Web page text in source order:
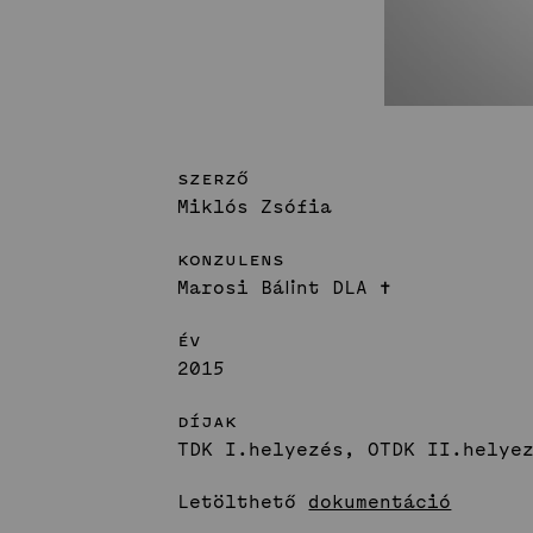
Szerző
Miklós Zsófia
Konzulens
Marosi Bálint DLA ✝︎
Év
2015
Díjak
TDK I.helyezés, OTDK
Letölthető dokumentáció